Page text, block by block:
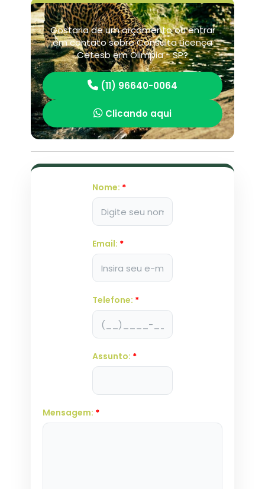
Gostaria de um orçamento ou entrar
em contato sobre Consulta Licença
Cetesb em Olimpia - SP?
(11) 96640-0064
Clicando aqui
Nome: *
Email: *
Telefone: *
Assunto: *
Mensagem: *